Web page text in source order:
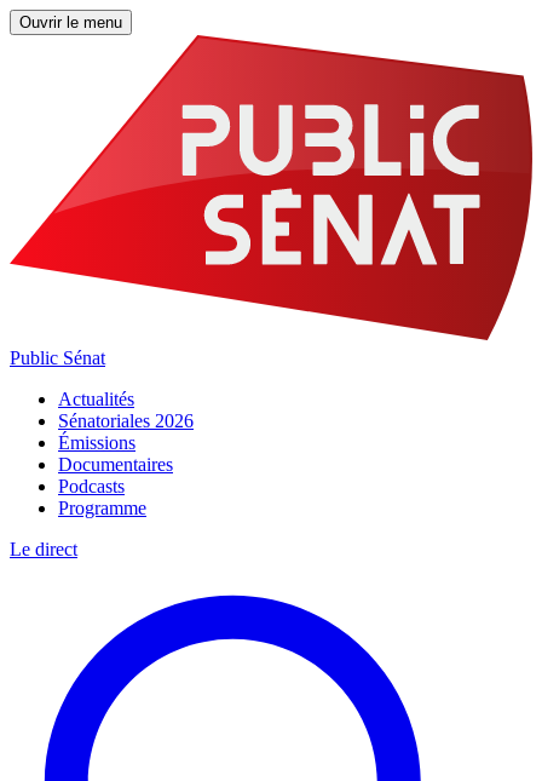
Ouvrir le menu
Public Sénat
Actualités
Sénatoriales 2026
Émissions
Documentaires
Podcasts
Programme
Le direct